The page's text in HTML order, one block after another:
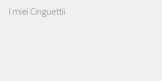
I miei Cinguettii